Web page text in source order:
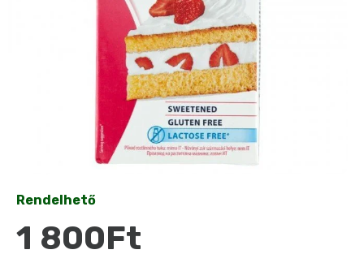
Rendelhető
1 800Ft